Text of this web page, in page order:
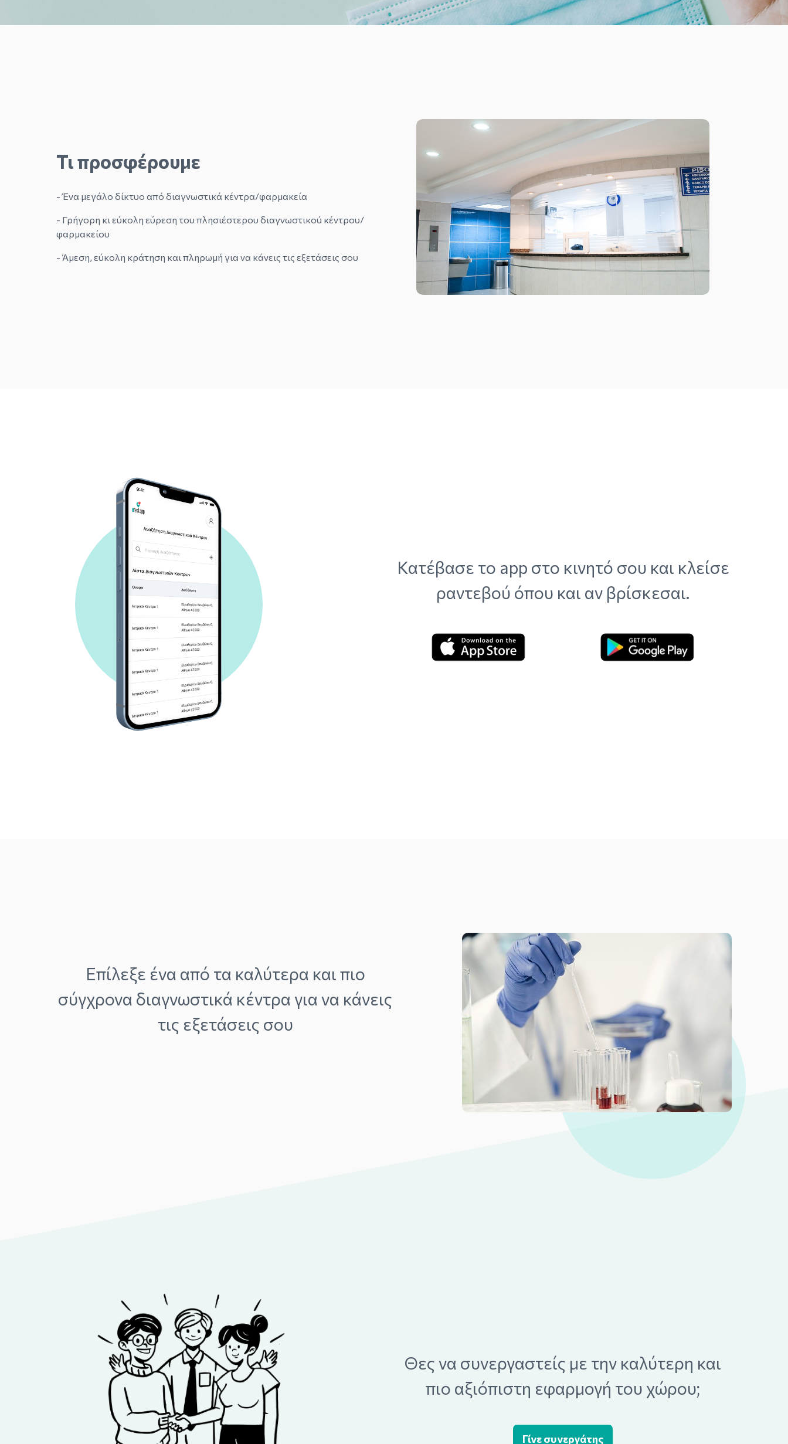
Τι προσφέρουμε
- Ένα μεγάλο δίκτυο από διαγνωστικά κέντρα/φαρμακεία
- Γρήγορη κι εύκολη εύρεση του πλησιέστερου διαγνωστικού κέντρου/
φαρμακείου
- Άμεση, εύκολη κράτηση και πληρωμή για να κάνεις τις εξετάσεις σου
Κατέβασε το app στο κινητό σου και κλείσε
ραντεβού όπου και αν βρίσκεσαι.
Επίλεξε ένα από τα καλύτερα και πιο
σύγχρονα διαγνωστικά κέντρα για να κάνεις
τις εξετάσεις σου
Θες να συνεργαστείς με την καλύτερη και
πιο αξιόπιστη εφαρμογή του χώρου;
Γίνε συνεργάτης